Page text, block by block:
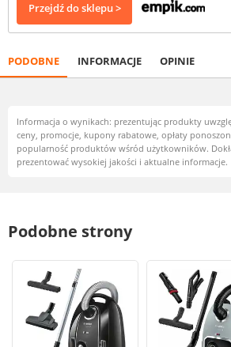
Przejdź do sklepu >
PODOBNE INFORMACJE OPINIE
Informacja o wynikach: prezentując produkty
ceny, promocje, kupony rabatowe, opłaty
popularność produktów wśród użytkowników.
prezentować wysokiej jakości i aktualne informacje.
Podobne strony